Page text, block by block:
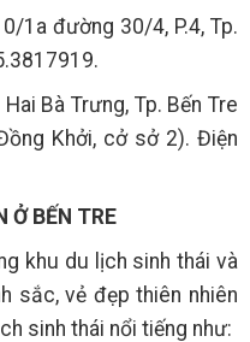
1a đường 30/4, P.4, Tp.
Bà Trưng, Tp. Bến Tre
Khởi, cở sở 2). Điện
Ở BẾN TRE
khu du lịch sinh thái và
sắc, vẻ đẹp thiên nhiên
sinh thái nổi tiếng như: